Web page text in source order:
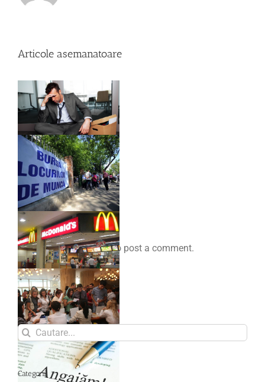
Articole asemanatoare
Comenteaza
You must belogged into post a comment.
Search
for:
Categorii